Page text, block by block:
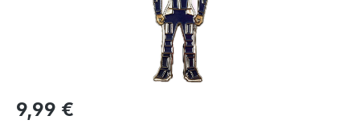
Regulärer Preis:
9,99 €